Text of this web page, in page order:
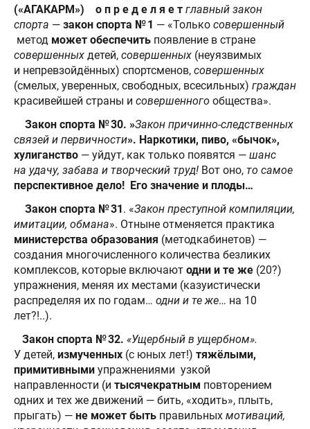
(«АГАКАРМ») о п р е д е л я е т главный закон
спорта — закон спорта № 1 — «Только совершенный
метод может обеспечить появление в стране
совершенных детей, совершенных (неуязвимых
и непревзойдённых) спортсменов, совершенных
(смелых, уверенных, свободных, всесильных) граждан
красивейшей страны и совершенного общества».
Закон спорта № 30. »Закон причинно-следственных
связей и первичности». Наркотики, пиво, «бычок»,
хулиганство — уйдут, как только появятся — шанс
на удачу, забава и творческий труд! Вот оно, то самое
перспективное дело! Его значение и плоды…
Закон спорта № 31. «Закон преступной компиляции,
имитации, обмана». Отныне отменяется практика
министерства образования (методкабинетов) —
создания многочисленного количества безликих
комплексов, которые включают одни и те же (20?)
упражнения, меняя их местами (казуистически
распределяя их по годам… одни и те же… на 10
лет?!..).
Закон спорта № 32. «Ущербный в ущербном».
У детей, измученных (с юных лет!) тяжёлыми,
примитивными упражнениями узкой
направленности (и тысячекратным повторением
одних и тех же движений — бить, «ходить», плыть,
прыгать) — не может быть правильных мотиваций,